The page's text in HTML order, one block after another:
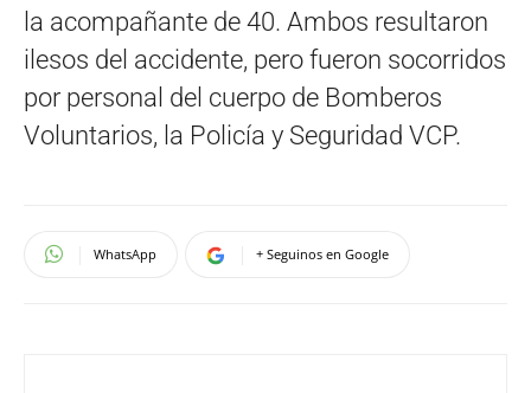
la acompañante de 40. Ambos resultaron
ilesos del accidente, pero fueron socorridos
por personal del cuerpo de Bomberos
Voluntarios, la Policía y Seguridad VCP.
WhatsApp + Seguinos en Google